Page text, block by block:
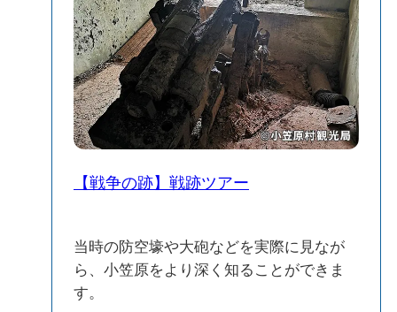
【戦争の跡】戦跡ツアー
当時の防空壕や大砲などを実際に見なが
ら、小笠原をより深く知ることができま
す。